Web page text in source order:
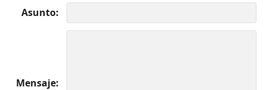
Asunto
Mensaje